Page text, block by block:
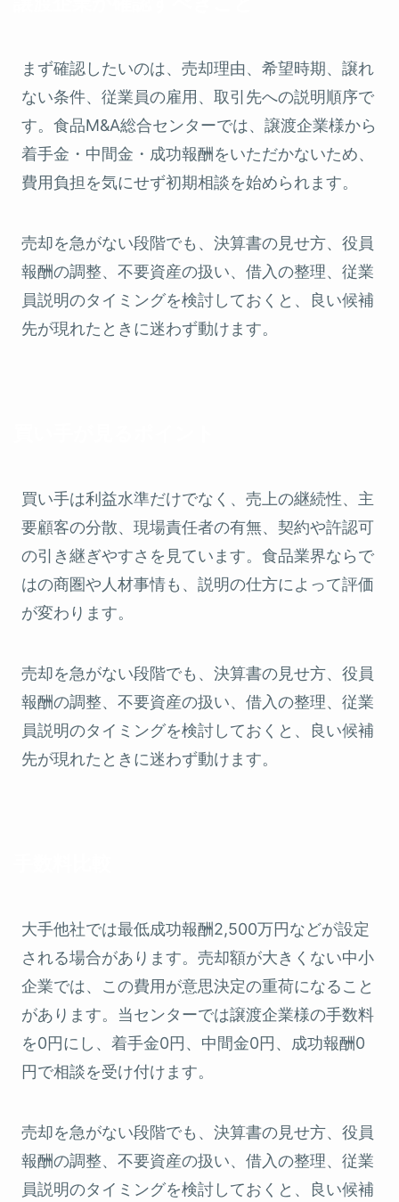
まず確認したいのは、売却理由、希望時期、譲れ
ない条件、従業員の雇用、取引先への説明順序で
す。食品M&A総合センターでは、譲渡企業様から
着手金・中間金・成功報酬をいただかないため、
費用負担を気にせず初期相談を始められます。
売却を急がない段階でも、決算書の見せ方、役員
報酬の調整、不要資産の扱い、借入の整理、従業
員説明のタイミングを検討しておくと、良い候補
先が現れたときに迷わず動けます。
買い手は利益水準だけでなく、売上の継続性、主
要顧客の分散、現場責任者の有無、契約や許認可
の引き継ぎやすさを見ています。食品業界ならで
はの商圏や人材事情も、説明の仕方によって評価
が変わります。
売却を急がない段階でも、決算書の見せ方、役員
報酬の調整、不要資産の扱い、借入の整理、従業
員説明のタイミングを検討しておくと、良い候補
先が現れたときに迷わず動けます。
大手他社では最低成功報酬2,500万円などが設定
される場合があります。売却額が大きくない中小
企業では、この費用が意思決定の重荷になること
があります。当センターでは譲渡企業様の手数料
を0円にし、着手金0円、中間金0円、成功報酬0
円で相談を受け付けます。
売却を急がない段階でも、決算書の見せ方、役員
報酬の調整、不要資産の扱い、借入の整理、従業
員説明のタイミングを検討しておくと、良い候補